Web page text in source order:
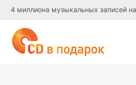
4 миллиона музыкальных записей